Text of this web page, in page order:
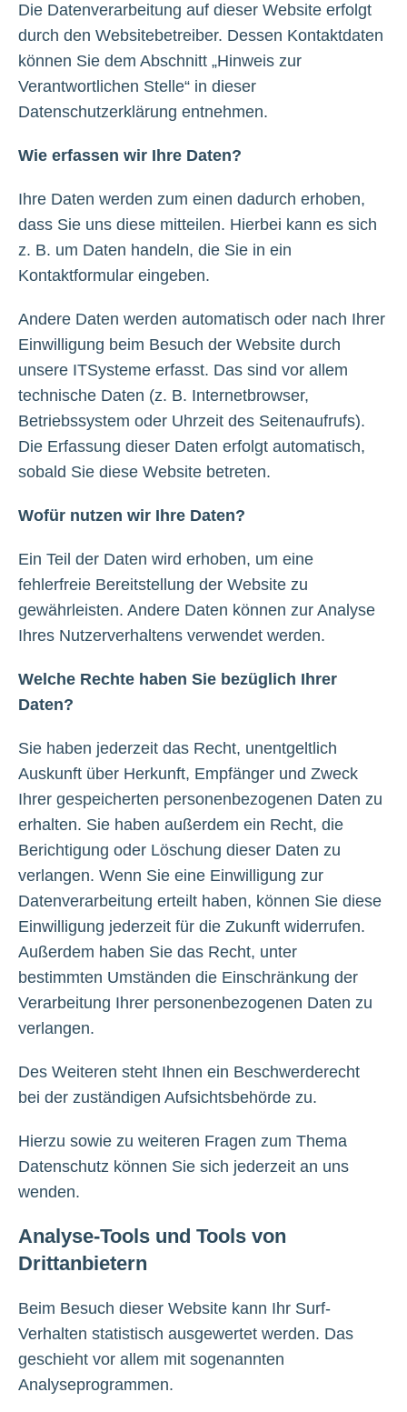
Die Datenverarbeitung auf dieser Website erfolgt
durch den Websitebetreiber. Dessen Kontaktdaten
können Sie dem Abschnitt „Hinweis zur
Verantwortlichen Stelle“ in dieser
Datenschutzerklärung entnehmen.
Wie erfassen wir Ihre Daten?
Ihre Daten werden zum einen dadurch erhoben,
dass Sie uns diese mitteilen. Hierbei kann es sich
z. B. um Daten handeln, die Sie in ein
Kontaktformular eingeben.
Andere Daten werden automatisch oder nach Ihrer
Einwilligung beim Besuch der Website durch
unsere ITSysteme erfasst. Das sind vor allem
technische Daten (z. B. Internetbrowser,
Betriebssystem oder Uhrzeit des Seitenaufrufs).
Die Erfassung dieser Daten erfolgt automatisch,
sobald Sie diese Website betreten.
Wofür nutzen wir Ihre Daten?
Ein Teil der Daten wird erhoben, um eine
fehlerfreie Bereitstellung der Website zu
gewährleisten. Andere Daten können zur Analyse
Ihres Nutzerverhaltens verwendet werden.
Welche Rechte haben Sie bezüglich Ihrer
Daten?
Sie haben jederzeit das Recht, unentgeltlich
Auskunft über Herkunft, Empfänger und Zweck
Ihrer gespeicherten personenbezogenen Daten zu
erhalten. Sie haben außerdem ein Recht, die
Berichtigung oder Löschung dieser Daten zu
verlangen. Wenn Sie eine Einwilligung zur
Datenverarbeitung erteilt haben, können Sie diese
Einwilligung jederzeit für die Zukunft widerrufen.
Außerdem haben Sie das Recht, unter
bestimmten Umständen die Einschränkung der
Verarbeitung Ihrer personenbezogenen Daten zu
verlangen.
Des Weiteren steht Ihnen ein Beschwerderecht
bei der zuständigen Aufsichtsbehörde zu.
Hierzu sowie zu weiteren Fragen zum Thema
Datenschutz können Sie sich jederzeit an uns
wenden.
Analyse-Tools und Tools von
Drittanbietern
Beim Besuch dieser Website kann Ihr Surf-
Verhalten statistisch ausgewertet werden. Das
geschieht vor allem mit sogenannten
Analyseprogrammen.